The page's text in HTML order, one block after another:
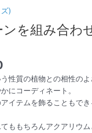
)
ンを組み合わ
う性質の植物との相性の
にコーディネート。
イテムを飾ることもで
ももちろんアクアリウム